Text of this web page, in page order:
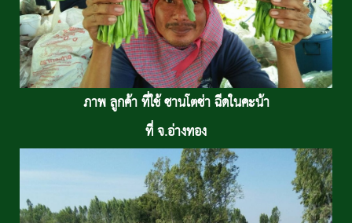
ภาพ ลูกค้า ที่ใช้ ซานโตซ่า ฉีดในคะน้า
ที่ จ.อ่างทอง